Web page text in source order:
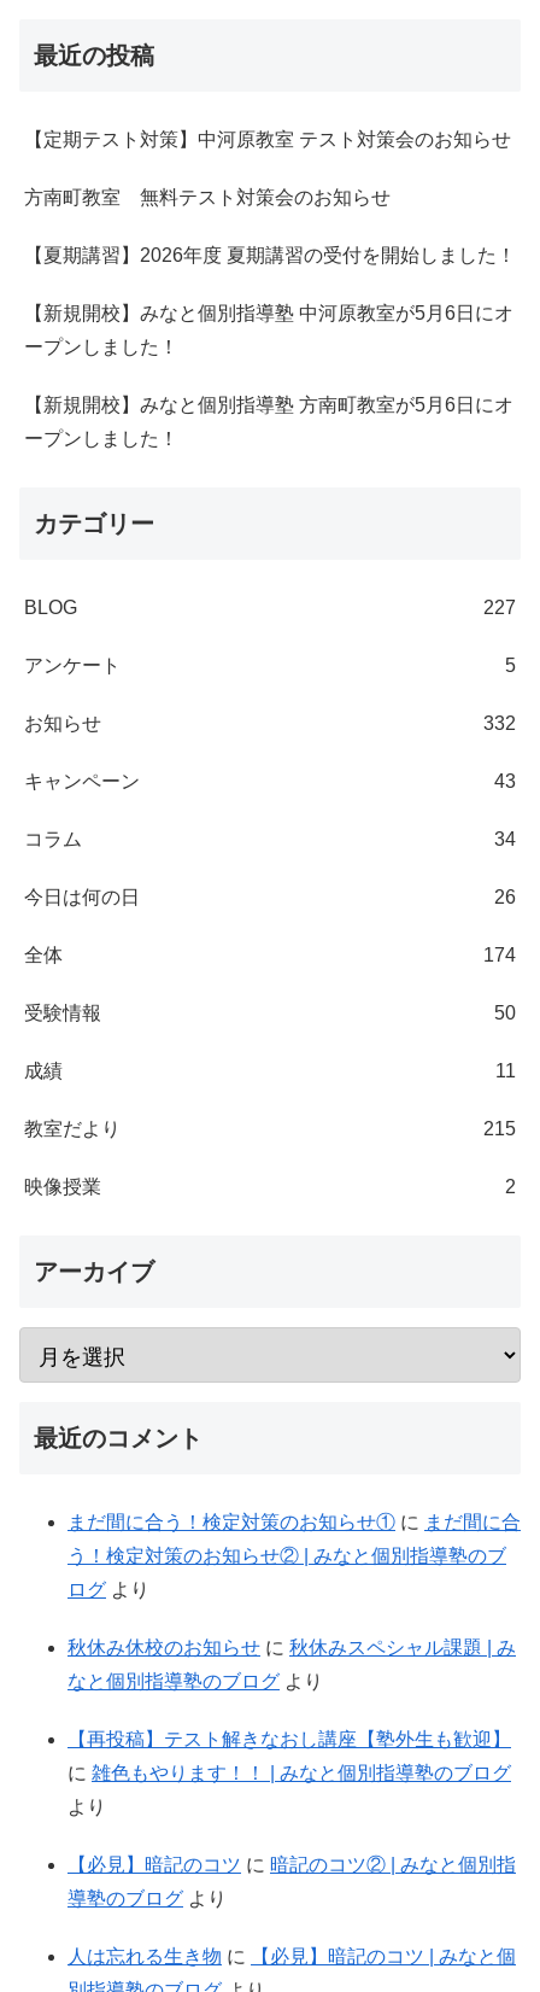
最近の投稿
【定期テスト対策】中河原教室 テスト対策会のお知らせ
方南町教室 無料テスト対策会のお知らせ
【夏期講習】2026年度 夏期講習の受付を開始しました！
【新規開校】みなと個別指導塾 中河原教室が5月6日にオ
ープンしました！
【新規開校】みなと個別指導塾 方南町教室が5月6日にオ
ープンしました！
カテゴリー
BLOG 227
アンケート 5
お知らせ 332
キャンペーン 43
コラム 34
今日は何の日 26
全体 174
受験情報 50
成績 11
教室だより 215
映像授業 2
アーカイブ
最近のコメント
まだ間に合う！検定対策のお知らせ① に まだ間に合
う！検定対策のお知らせ② | みなと個別指導塾のブ
ログ より
秋休み休校のお知らせ に 秋休みスペシャル課題 | み
なと個別指導塾のブログ より
【再投稿】テスト解きなおし講座【塾外生も歓迎】
に 雑色もやります！！ | みなと個別指導塾のブログ
より
【必見】暗記のコツ に 暗記のコツ② | みなと個別指
導塾のブログ より
人は忘れる生き物 に
【必見】暗記のコツ | みなと個